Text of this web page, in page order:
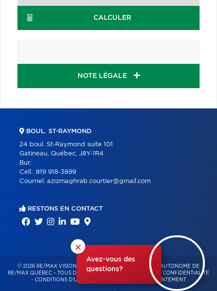
CALCULER
NOTE LÉGALE
×
Avez-vous des
questions?
BOUL. ST-RAYMOND
24 boul. St-Raymond suite 101
Gatineau, Québec, J8Y-1R4
Bur.:
Cell.: 819 918-3899
Courriel: azizmaghrab.courtier@gmail.com
RESTONS EN CONTACT
© 2026 RE/MAX VISION – FRANCHISÉ INDÉPENDANT ET AUTONOME DE
RE/MAX QUÉBEC – TOUS DROITS RÉSERVÉS -
POLITIQUE DE CONFIDENTIALITÉ
- CONDITIONS D'UTILISATION GESTION DU CONSENTEMENT